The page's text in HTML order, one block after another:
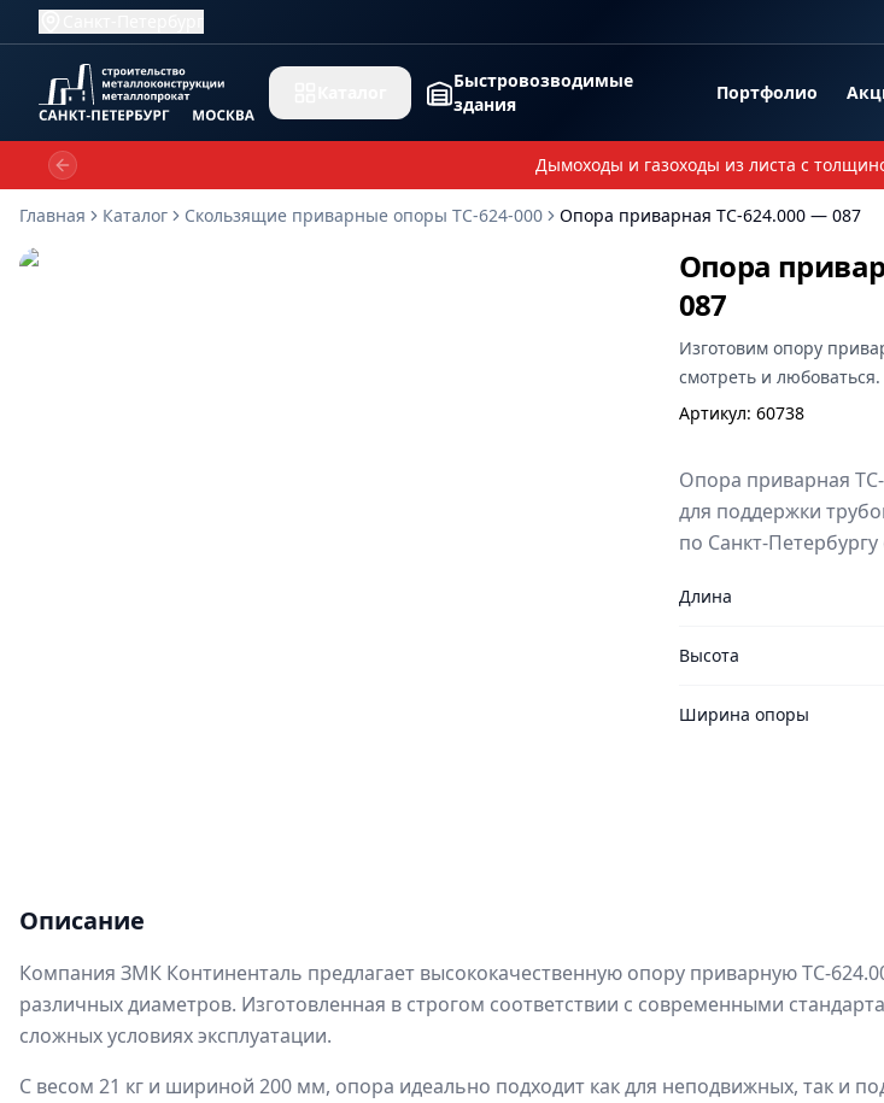
Быстровозводимые
здания
Портфолио
Дымоходы и газоходы из листа с
Previous slide
Главная
Каталог Скользящие приварные опоры ТС-624-000 Опора приварная ТС-624.000 — 087
Опора
087
Изготовим опору
смотреть и любоваться.
Артикул: 60738
Опора приварная
для поддержки
по Санкт-
Длина
Высота
Ширина опоры
Описание
Компания ЗМК Континенталь предлагает высококачественную опору приварную ТС-
различных диаметров. Изготовленная в строгом соответствии с современными
сложных условиях эксплуатации.
С весом 21 кг и шириной 200 мм, опора идеально подходит как для неподвижных, так и